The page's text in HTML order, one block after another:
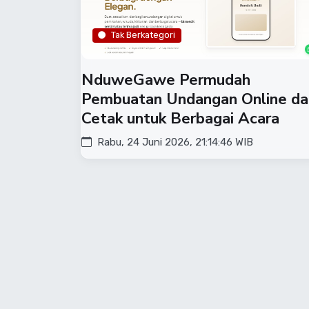
Tak Berkategori
NduweGawe Permudah
Pembuatan Undangan Online
Cetak untuk Berbagai Acara
Rabu, 24 Juni 2026, 21:14:46 WIB